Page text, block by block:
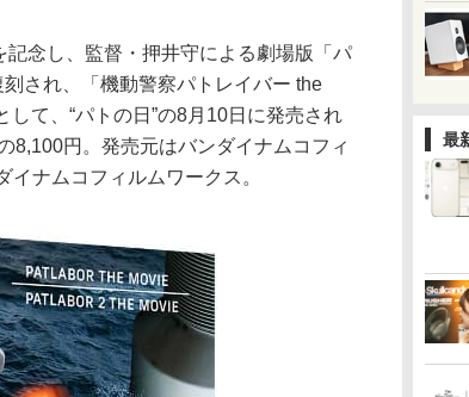
最
念し、監督・押井守による劇場版「パ
され、「機動警察パトレイバー the
て、“パトの日”の8月10日に発売され
8,100円。発売元はバンダイナムコフィ
ナムコフィルムワークス。